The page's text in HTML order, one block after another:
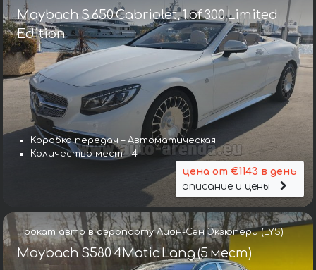
Maybach S 650 Cabriolet, 1 of 300 Limited
Edition
Коробка передач – Автоматическая
Количество мест – 4
цена от €1143 в день
описание и цены
Прокат авто в аэропорту Лион-Сен Экзюпери (LYS)
Maybach S580 4Matic Lang (5 мест)